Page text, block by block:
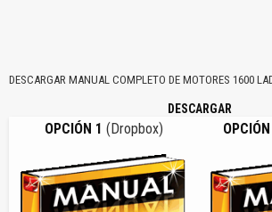
DESCARGAR MANUAL COMPLETO DE MOTORES 1600
DESCARGAR
OPCIÓN 1 (Dropbox)